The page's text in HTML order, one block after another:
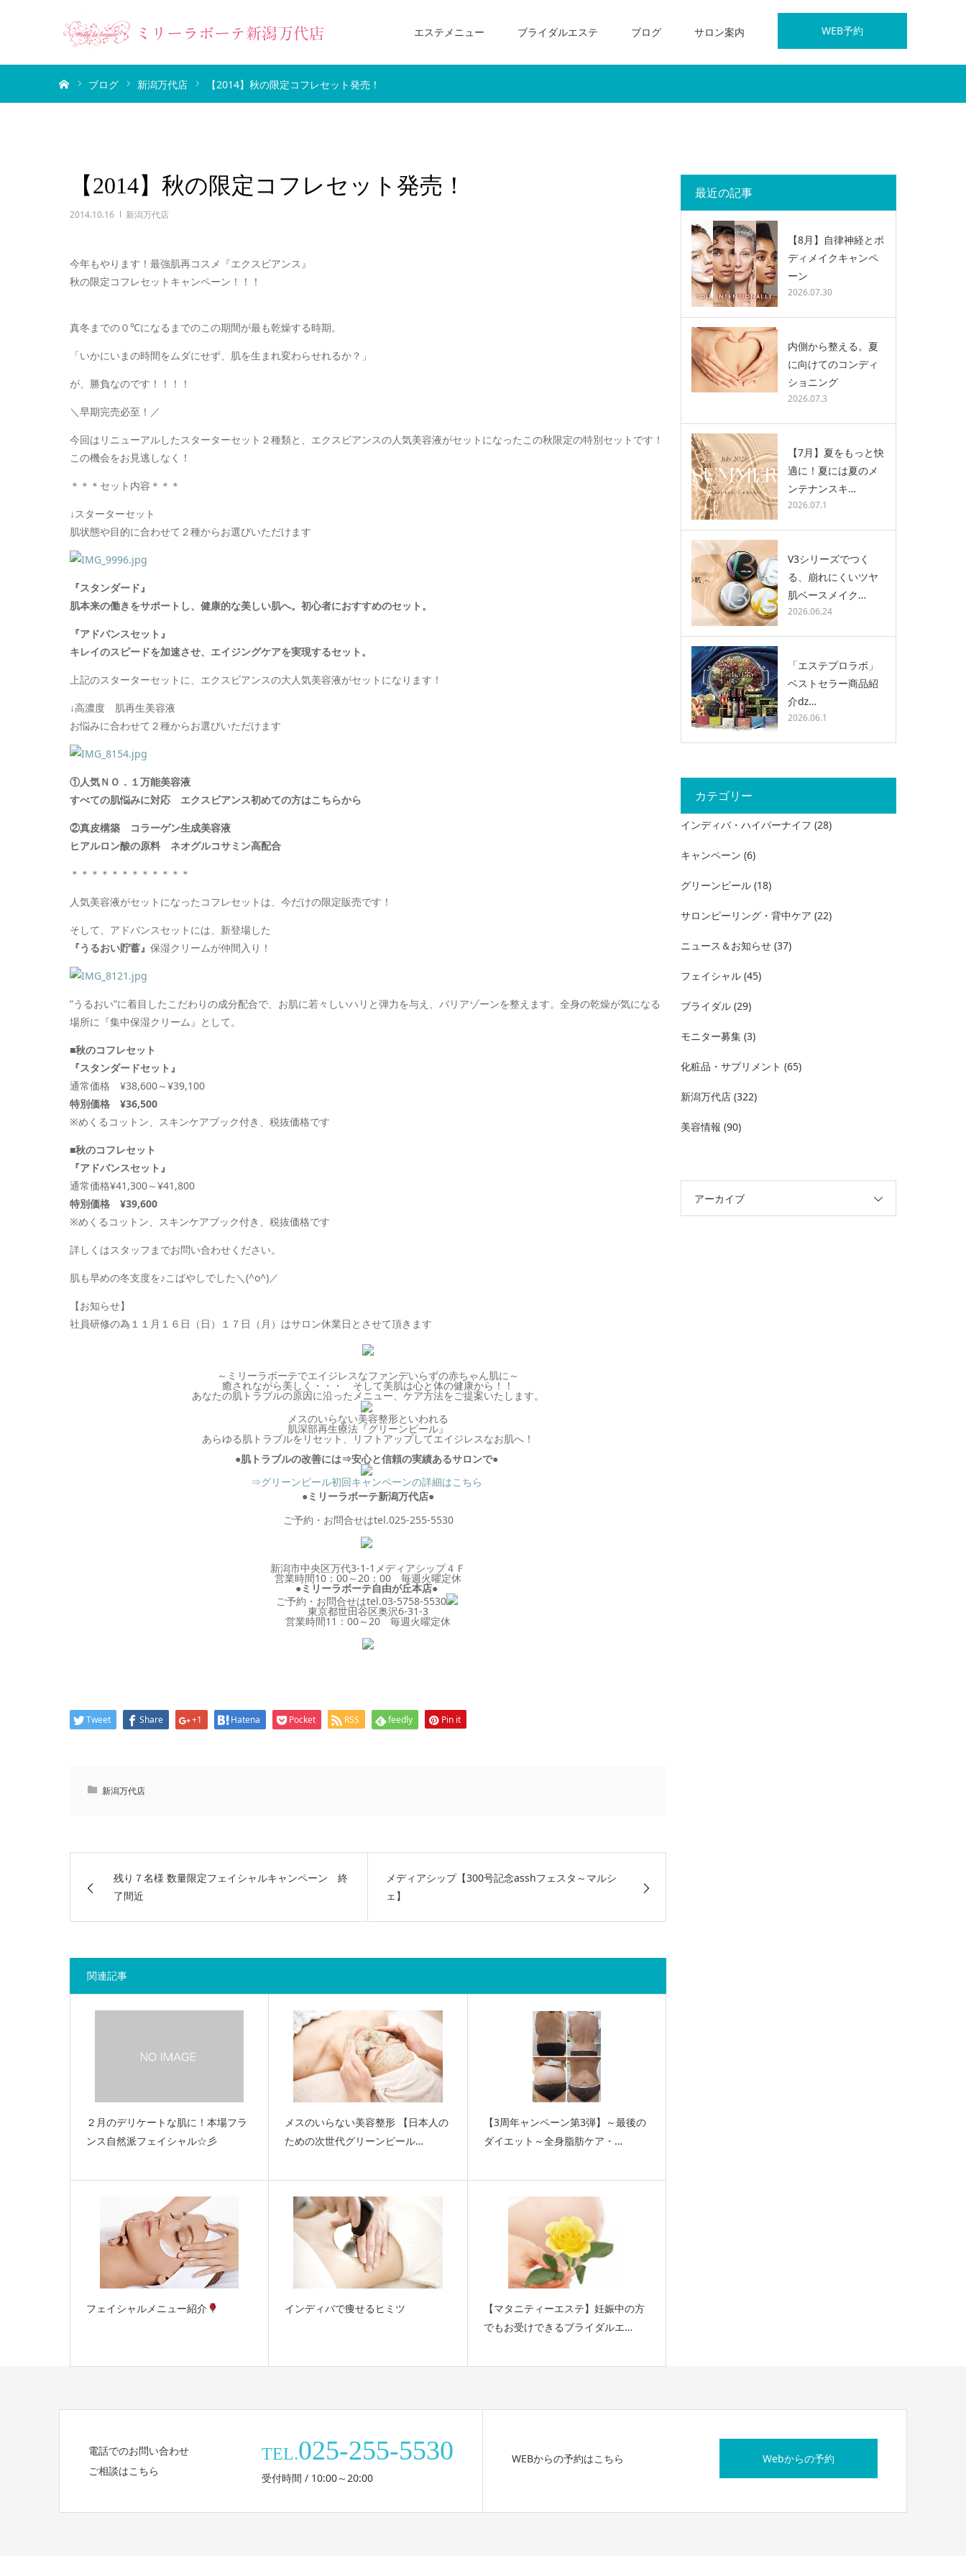
WEB予約
エステメニュー ブライダルエステ ブログ サロン案内
ブログ 新潟万代店 【2014】秋の限定コフレセット発売！
【2014】秋の限定コフレセット発売！
2014.10.16 新潟万代店
今年もやります！最強肌再コスメ『エクスビアンス』
秋の限定コフレセットキャンペーン！！！
真冬までの０℃になるまでのこの期間が最も乾燥する時期。
「いかにいまの時間をムダにせず、肌を生まれ変わらせれるか？」
が、勝負なのです！！！！
＼早期完売必至！／
今回はリニューアルしたスターターセット２種類と、エクスビアンスの人気美容液がセットになったこの秋限定の特別セットです！
この機会をお見逃しなく！
＊＊＊セット内容＊＊＊
↓スターターセット
肌状態や目的に合わせて２種からお選びいただけます
『スタンダード』
肌本来の働きをサポートし、健康的な美しい肌へ。初心者におすすめのセット。
『アドバンスセット』
キレイのスピードを加速させ、エイジングケアを実現するセット。
上記のスターターセットに、エクスビアンスの大人気美容液がセットになります！
↓高濃度 肌再生美容液
お悩みに合わせて２種からお選びいただけます
①人気ＮＯ．１万能美容液
すべての肌悩みに対応 エクスビアンス初めての方はこちらから
②真皮構築 コラーゲン生成美容液
ヒアルロン酸の原料 ネオグルコサミン高配合
＊＊＊＊＊＊＊＊＊＊＊＊
人気美容液がセットになったコフレセットは、今だけの限定販売です！
そして、アドバンスセットには、新登場した
『うるおい貯蓄』 保湿クリームが仲間入り！
”うるおい”に着目したこだわりの成分配合で、お肌に若々しいハリと弾力を与え、バリアゾーンを整えます。全身の乾燥が気になる
場所に『集中保湿クリーム』として。
■秋のコフレセット
『スタンダードセット』
通常価格 ¥38,600～¥39,100
特別価格
¥36,500
※めくるコットン、スキンケアブック付き、税抜価格です
■秋のコフレセット
『アドバンスセット』
通常価格¥41,300～¥41,800
特別価格 ¥39,600
※めくるコットン、スキンケアブック付き、税抜価格です
詳しくはスタッフまでお問い合わせください。
肌も早めの冬支度を♪こばやしでした＼(^o^)／
【お知らせ】
社員研修の為１１月１６日（日）１７日（月）はサロン休業日 とさせて頂きます
～ミリーラボーテでエイジレスなファンデいらずの赤ちゃん肌に～
癒されながら美しく・・・ そして美肌は心と体の健康から！！
あなたの肌トラブルの原因に沿ったメニュー、ケア方法をご提案いたします。
メスのいらない美容整形といわれる
肌深部再生療法『グリーンピール』
あらゆる肌トラブルをリセット、リフトアップしてエイジレスなお肌へ！
●肌トラブルの改善には⇒安心と信頼の実績あるサロンで●
⇒グリーンピール初回キャンペーンの詳細はこちら
●ミリーラボーテ新潟万代店●
ご予約・お問合せはtel.025-255-5530
新潟市中央区万代3-1-1メディアシップ４Ｆ
営業時間10：00～20：00 毎週火曜定休
●ミリーラボーテ自由が丘本店●
ご予約・お問合せはtel.03-5758-5530
東京都世田谷区奥沢6-31-3
営業時間11：00～20 毎週火曜定休
Tweet Share +1 Hatena Pocket RSS feedly Pin it
新潟万代店
残り７名様 数量限定フェイシャルキャンペーン 終
了間近
メディアシップ【300号記念asshフェスタ～マルシ
ェ】
関連記事
２月のデリケートな肌に！本場フラ
ンス自然派フェイシャル☆彡
メスのいらない美容整形 【日本人の
ための次世代グリーンピール…
【3周年ャンペーン第3弾】～最後の
ダイエット～全身脂肪ケア・…
フェイシャルメニュー紹介 インディバで痩せるヒミツ
【マタニティーエステ】妊娠中の方
でもお受けできるブライダルエ…
最近の記事
【8月】自律神経とボ
ディメイクキャンペ
ーン
2026.07.30
内側から整える。夏
に向けてのコンディ
ショニング
2026.07.3
【7月】夏をもっと快
適に！夏には夏のメ
ンテナンスキ…
2026.07.1
V3シリーズでつく
る、崩れにくいツヤ
肌ベースメイク…
2026.06.24
「エステプロラボ」
ベストセラー商品紹
介ǳ…
2026.06.1
カテゴリー
インディバ・ハイパーナイフ (28)
キャンペーン (6)
グリーンピール (18)
サロンピーリング・背中ケア (22)
ニュース＆お知らせ (37)
フェイシャル (45)
ブライダル (29)
モニター募集 (3)
化粧品・サプリメント (65)
新潟万代店 (322)
美容情報 (90)
アーカイブ
電話でのお問い合わせ
ご相談はこちら
TEL.025-255-5530
受付時間 / 10:00～20:00
WEBからの予約はこちら Webからの予約